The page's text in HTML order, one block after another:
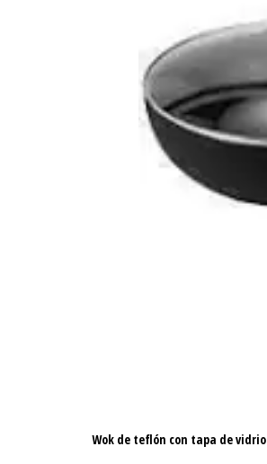
Wok de teflón con tapa de vidrio